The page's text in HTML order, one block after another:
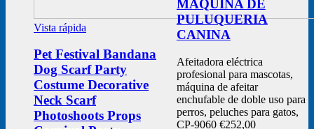
Vista rápida
Pet Festival Bandana
Dog Scarf Party
Costume Decorative
Neck Scarf
Photoshoots Props
MAQUINA DE
PULUQUERIA
CANINA
Afeitadora eléctrica
profesional para mascotas,
máquina de afeitar
enchufable de doble uso para
perros, peluches para gatos,
CP-9060 €252,00